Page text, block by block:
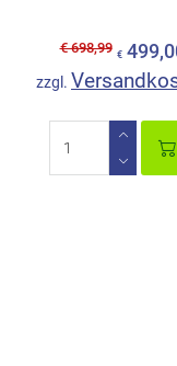
€ 698,99 €
zzgl.